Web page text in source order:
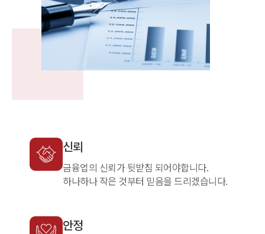
신뢰
금융업의 신뢰가 뒷받침 되어야합니다.
하나하나 작은 것부터 믿음을 드리겠습니다.
안정